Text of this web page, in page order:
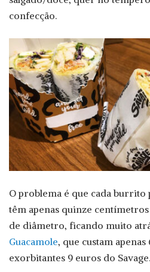
confecção.
O problema é que cada burrito
têm apenas quinze
de diâmetro, ficando muito
Guacamole, que custam
exorbitantes 9 euros do Savage.